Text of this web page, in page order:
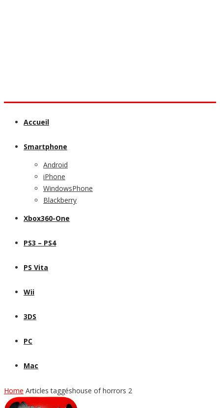
Accueil
Smartphone
Android
iPhone
WindowsPhone
Blackberry
Xbox360-One
PS3 – PS4
PS Vita
Wii
3DS
PC
Mac
Home Articles taggéshouse of horrors 2